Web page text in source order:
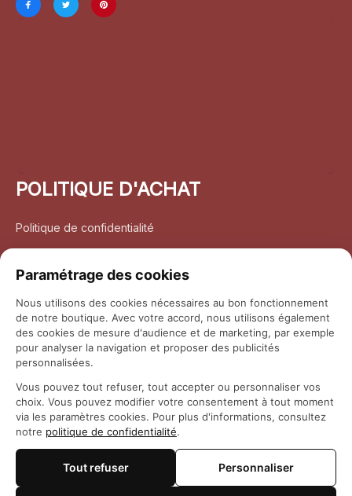
POLITIQUE D'ACHAT
Politique de confidentialité
Politique de retour et remboursement
Coordonnées
Questions fréquemment posées
© 2026 Maison Otaku
Paramétrage des cookies
Nous utilisons des cookies nécessaires au bon fonctionnement
de notre boutique. Avec votre accord, nous utilisons également
des cookies de mesure d'audience et de marketing, par exemple
pour analyser la navigation et proposer des publicités
personnalisées.
Vous pouvez tout refuser, tout accepter ou personnaliser vos
choix. Vous pouvez modifier votre consentement à tout moment
via les paramètres cookies. Pour plus d'informations, consultez
notre politique de confidentialité.
Tout refuser Personnaliser